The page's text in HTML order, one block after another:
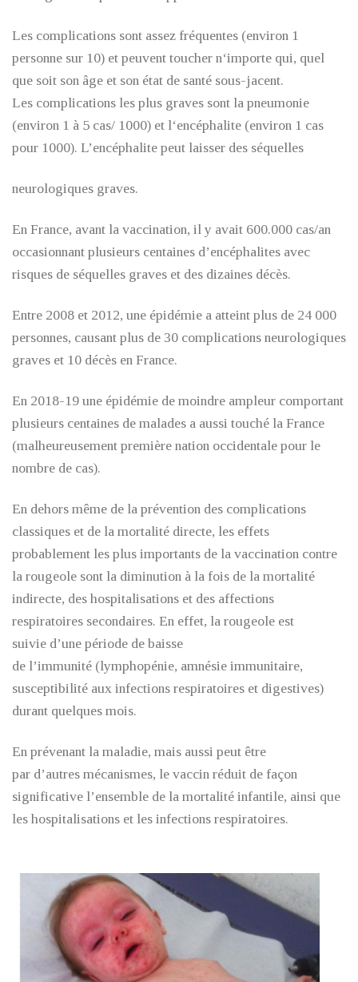
Les complications sont assez fréquentes (environ 1
personne sur 10) et peuvent toucher n‘importe qui, quel
que soit son âge et son état de santé sous-jacent.
Les complications les plus graves sont la pneumonie
(environ 1 à 5 cas/ 1000) et l‘encéphalite (environ 1 cas
pour 1000). L’encéphalite peut laisser des séquelles
neurologiques graves.
En France, avant la vaccination, il y avait 600.000 cas/an
occasionnant plusieurs centaines d’encéphalites avec
risques de séquelles graves et des dizaines décès.
Entre 2008 et 2012, une épidémie a atteint plus de 24 000
personnes, causant plus de 30 complications neurologiques
graves et 10 décès en France.
En 2018-19 une épidémie de moindre ampleur comportant
plusieurs centaines de malades a aussi touché la France
(malheureusement première nation occidentale pour le
nombre de cas).
En dehors même de la prévention des complications
classiques et de la mortalité directe, les effets
probablement les plus importants de la vaccination contre
la rougeole sont la diminution à la fois de la mortalité
indirecte, des hospitalisations et des affections
respiratoires secondaires. En effet, la rougeole est
suivie d’une période de baisse
de l’immunité (lymphopénie, amnésie immunitaire,
susceptibilité aux infections respiratoires et digestives)
durant quelques mois.
En prévenant la maladie, mais aussi peut être
par d’autres mécanismes, le vaccin réduit de façon
significative l’ensemble de la mortalité infantile, ainsi que
les hospitalisations et les infections respiratoires.